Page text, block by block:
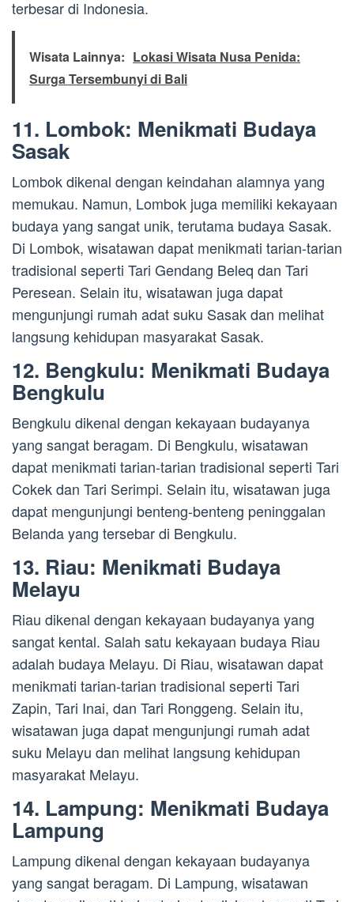
terbesar di Indonesia.
Wisata Lainnya: Lokasi Wisata Nusa Penida:
Surga Tersembunyi di Bali
11. Lombok: Menikmati Budaya
Sasak
Lombok dikenal dengan keindahan alamnya yang
memukau. Namun, Lombok juga memiliki kekayaan
budaya yang sangat unik, terutama budaya Sasak.
Di Lombok, wisatawan dapat menikmati tarian-tarian
tradisional seperti Tari Gendang Beleq dan Tari
Peresean. Selain itu, wisatawan juga dapat
mengunjungi rumah adat suku Sasak dan melihat
langsung kehidupan masyarakat Sasak.
12. Bengkulu: Menikmati Budaya
Bengkulu
Bengkulu dikenal dengan kekayaan budayanya
yang sangat beragam. Di Bengkulu, wisatawan
dapat menikmati tarian-tarian tradisional seperti Tari
Cokek dan Tari Serimpi. Selain itu, wisatawan juga
dapat mengunjungi benteng-benteng peninggalan
Belanda yang tersebar di Bengkulu.
13. Riau: Menikmati Budaya
Melayu
Riau dikenal dengan kekayaan budayanya yang
sangat kental. Salah satu kekayaan budaya Riau
adalah budaya Melayu. Di Riau, wisatawan dapat
menikmati tarian-tarian tradisional seperti Tari
Zapin, Tari Inai, dan Tari Ronggeng. Selain itu,
wisatawan juga dapat mengunjungi rumah adat
suku Melayu dan melihat langsung kehidupan
masyarakat Melayu.
14. Lampung: Menikmati Budaya
Lampung
Lampung dikenal dengan kekayaan budayanya
yang sangat beragam. Di Lampung, wisatawan